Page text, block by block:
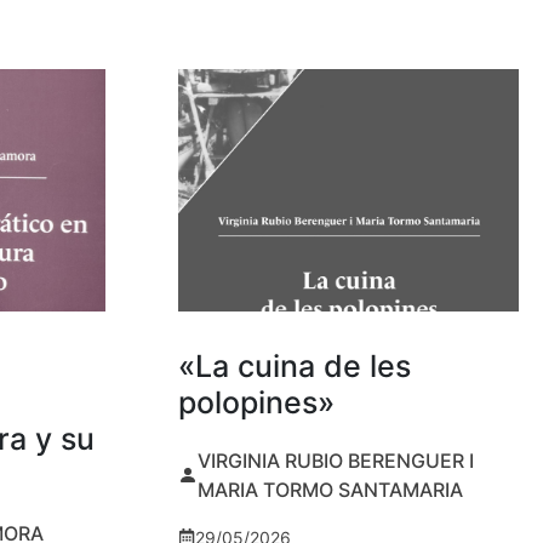
y su
«La cuina de les
polopines»
VIRGINIA RUBIO BERENGUER I
MARIA TORMO SANTAMARIA
29/05/2026